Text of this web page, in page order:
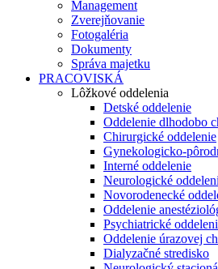
Management
Zverejňovanie
Fotogaléria
Dokumenty
Správa majetku
PRACOVISKÁ
Lôžkové oddelenia
Detské oddelenie
Oddelenie dlhodobo
Chirurgické oddelenie
Gynekologicko-
Interné oddelenie
Neurologické
Novorodenecké
Oddelenie
Psychiatrické
Oddelenie úrazovej
Dialyzačné stredisko